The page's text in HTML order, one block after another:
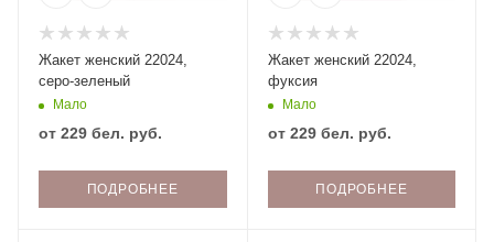
Жакет женский 22024,
серо-зеленый
Мало
от 229 бел. руб.
ПОДРОБНЕЕ
Жакет женский 22024,
фуксия
Мало
от 229 бел. руб.
ПОДРОБНЕЕ